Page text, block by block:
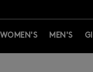
新規登録のお客様も対象！
新規登録のお客様も対象！
WOMEN'S MEN'S